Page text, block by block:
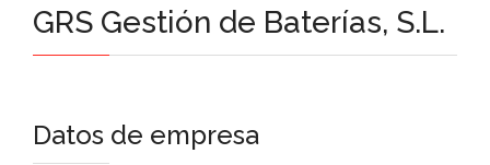
GRS Gestión de Baterías, S.L.
Datos de empresa